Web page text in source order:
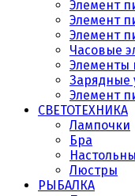
Элемент
Элемент
Элемент
Часовые
Элементы
Зарядные
Элемент
СВЕТОТЕХНИКА
Лампочки
Бра
Люстры
РЫБАЛКА